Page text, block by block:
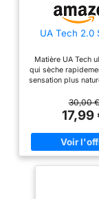
UA Tech 2.0
Matière UA Tech
qui sèche
sensation plus
sèche très
coupe
arrondi UA Tech
équipement
original
léger et il vous
30,00 €
17,99